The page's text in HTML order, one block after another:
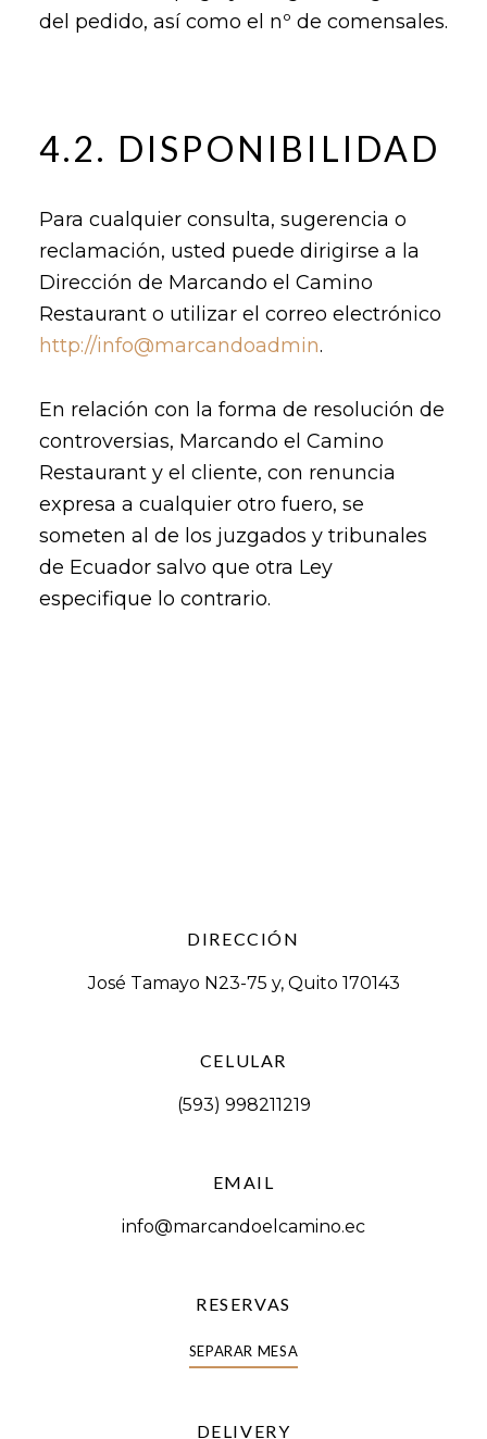
del pedido, así como el nº de comensales.
4.2. DISPONIBILIDAD
Para cualquier consulta, sugerencia o
reclamación, usted puede dirigirse a la
Dirección de Marcando el Camino
Restaurant o utilizar el correo electrónico
http://info@marcandoadmin.
En relación con la forma de resolución de
controversias, Marcando el Camino
Restaurant y el cliente, con renuncia
expresa a cualquier otro fuero, se
someten al de los juzgados y tribunales
de Ecuador salvo que otra Ley
especifique lo contrario.
DIRECCIÓN
José Tamayo N23-75 y, Quito 170143
CELULAR
(593) 998211219
EMAIL
info@marcandoelcamino.ec
RESERVAS
SEPARAR MESA
DELIVERY